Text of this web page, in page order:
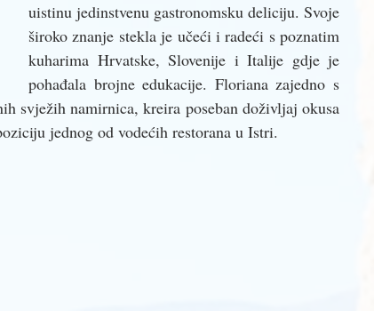
uistinu jedinstvenu gastronomsku deliciju. Svoje
široko znanje stekla je učeći i radeći s poznatim
kuharima Hrvatske, Slovenije i Italije gdje je
pohađala brojne edukacije. Floriana zajedno s
svježih namirnica, kreira poseban doživljaj okusa
jednog od vodećih restorana u Istri.